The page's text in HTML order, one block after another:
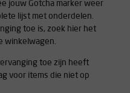
jouw Gotcha marker weer
lijst met onderdelen.
toe is, zoek hier het
winkelwagen.
toe zijn heeft
voor items die niet op